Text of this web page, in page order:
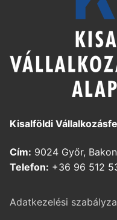
Kisalföldi
Cím: 9024 Győr,
Telefon: +36 96 512
Adatkezelési